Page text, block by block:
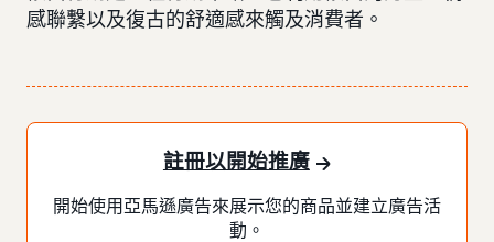
感聯繫以及復古的舒適感來觸及消費者。
註冊以開始推廣
開始使用亞馬遜廣告來展示您的商品並建立廣告活
動。